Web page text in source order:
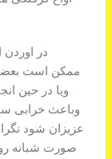
در اوردن
ممکن است
ویا در حین
وباعث خرابی
عزیزان شود
صورت شبانه